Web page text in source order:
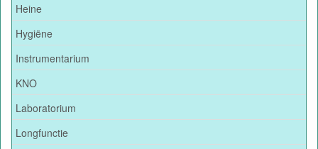
Heine
Hygiëne
Instrumentarium
KNO
Laboratorium
Longfunctie